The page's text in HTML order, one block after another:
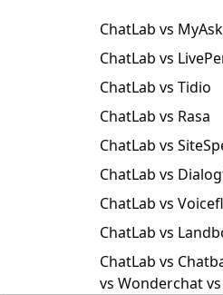
ChatLab vs
ChatLab vs
ChatLab vs Tidio
ChatLab vs Rasa
ChatLab vs
ChatLab vs
ChatLab vs
ChatLab vs
ChatLab vs
vs Wonderchat